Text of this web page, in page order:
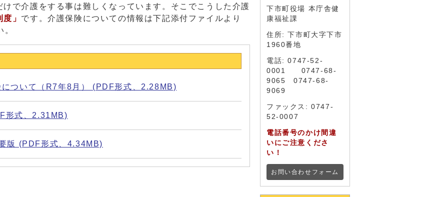
で介護をする事は難しくなっています。そこでこうした介護
」 です。介護保険についての情報は下記添付ファイルより
について（R7年8月） (PDF形式、2.28MB)
形式、2.31MB)
版 (PDF形式、4.34MB)
下市町役場 本庁舎健
康福祉課
住所: 下市町大字下市
1960番地
電話: 0747-52-
0001 0747-68-
9065 0747-68-
9069
ファックス: 0747-
52-0007
電話番号のかけ間違
いにご注意くださ
い！
お問い合わせフォーム